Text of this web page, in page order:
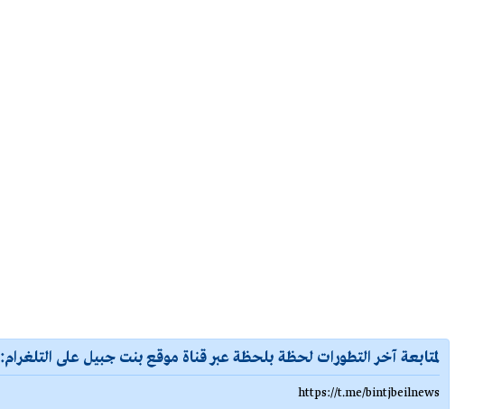
لمتابعة آخر التطورات لحظة بلحظة عبر قناة موقع بنت جبيل على التلغرام:
https://t.me/bintjbeilnews